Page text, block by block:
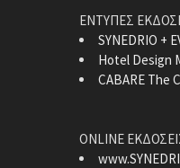
ΕΝΤΥΠΕΣ
SYNEDRIO +
Hotel Design
CABARE The
ONLINE